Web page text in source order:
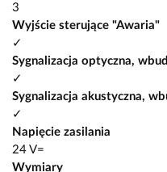
3
Wyjście sterujące "Awaria"
✓
Sygnalizacja optyczna,
✓
Sygnalizacja akustyczna,
✓
Napięcie zasilania
24 V=
Wymiary